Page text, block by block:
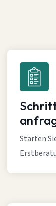
Starten